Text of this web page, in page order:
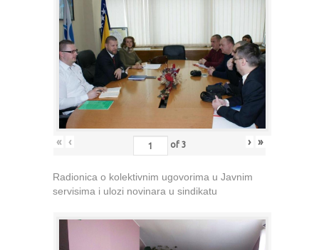
« ‹ of 3 › »
Radionica o kolektivnim ugovorima u Javnim
servisima i ulozi novinara u sindikatu